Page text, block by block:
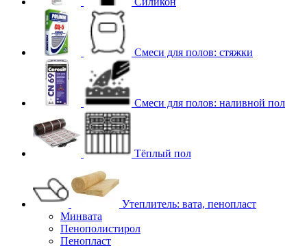
Смеси для полов: стяжки
Смеси для полов: наливной пол
Тёплый пол
Утеплитель: вата, пенопласт
Минвата
Пенополистирол
Пенопласт